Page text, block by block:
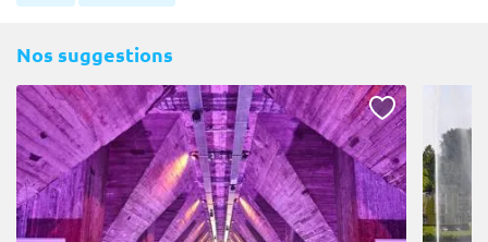
Nos suggestions